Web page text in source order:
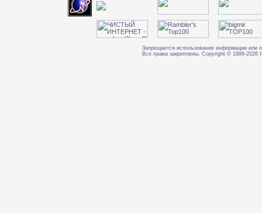
Запрещается использование информации или
Все права закреплены. Copyright © 1999-